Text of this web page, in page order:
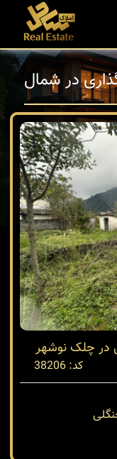
در شمال
در چلک نوشهر
کد: 38206